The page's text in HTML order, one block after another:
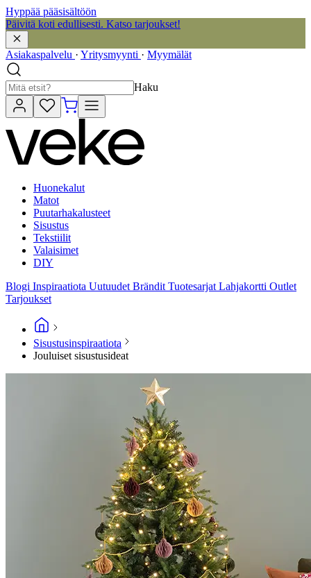
Hyppää pääsisältöön
Päivitä koti edullisesti. Katso tarjoukset!
Asiakaspalvelu · Yritysmyynti · Myymälät
Haku
Huonekalut
Matot
Puutarhakalusteet
Sisustus
Tekstiilit
Valaisimet
DIY
Blogi Inspiraatiota Uutuudet Brändit Tuotesarjat Lahjakortti Outlet
Tarjoukset
Sisustusinspiraatiota
Jouluiset sisustusideat